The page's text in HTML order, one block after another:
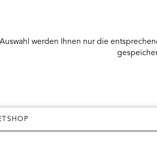
werden Ihnen nur die